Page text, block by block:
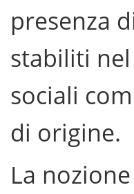
presenza
stabiliti
sociali
di origine.
La